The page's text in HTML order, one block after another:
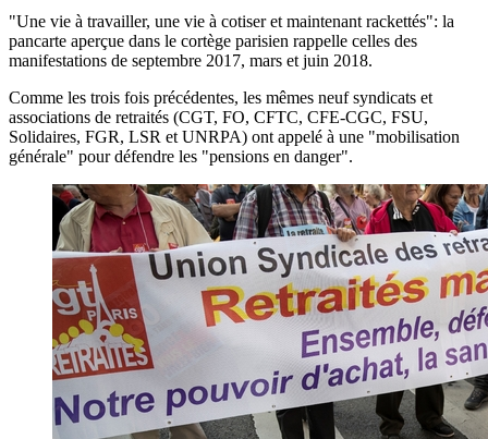
"Une vie à travailler, une vie à cotiser et maintenant rackettés": la
pancarte aperçue dans le cortège parisien rappelle celles des
manifestations de septembre 2017, mars et juin 2018.
Comme les trois fois précédentes, les mêmes neuf syndicats et
associations de retraités (CGT, FO, CFTC, CFE-CGC, FSU,
Solidaires, FGR, LSR et UNRPA) ont appelé à une "mobilisation
générale" pour défendre les "pensions en danger".